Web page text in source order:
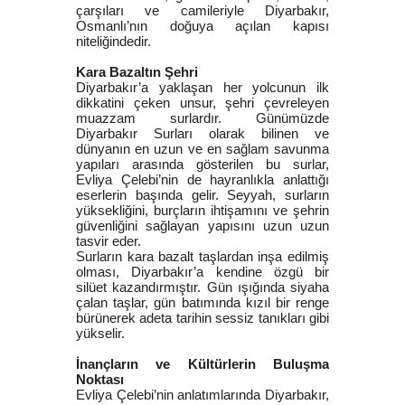
çarşıları ve camileriyle Diyarbakır,
Osmanlı’nın doğuya açılan kapısı
niteliğindedir.
Kara Bazaltın Şehri
Diyarbakır’a yaklaşan her yolcunun ilk
dikkatini çeken unsur, şehri çevreleyen
muazzam surlardır. Günümüzde
Diyarbakır Surları olarak bilinen ve
dünyanın en uzun ve en sağlam savunma
yapıları arasında gösterilen bu surlar,
Evliya Çelebi’nin de hayranlıkla anlattığı
eserlerin başında gelir. Seyyah, surların
yüksekliğini, burçların ihtişamını ve şehrin
güvenliğini sağlayan yapısını uzun uzun
tasvir eder.
Surların kara bazalt taşlardan inşa edilmiş
olması, Diyarbakır’a kendine özgü bir
silüet kazandırmıştır. Gün ışığında siyaha
çalan taşlar, gün batımında kızıl bir renge
bürünerek adeta tarihin sessiz tanıkları gibi
yükselir.
İnançların ve Kültürlerin Buluşma
Noktası
Evliya Çelebi’nin anlatımlarında Diyarbakır,